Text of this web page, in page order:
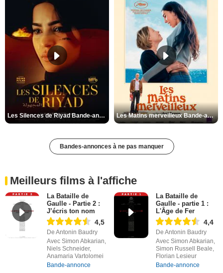
Les Silences de Riyad Bande-annonce VO STFR Les Matins merveilleux Bande-annonce VF
Bandes-annonces à ne pas manquer
Meilleurs films à l'affiche
La Bataille de
Gaulle - Partie 2 :
J’écris ton nom
4,5
De Antonin Baudry
Avec Simon Abkarian,
Niels Schneider,
Anamaria Vartolomei
Bande-annonce
La Bataille de
Gaulle - partie 1 :
L'Âge de Fer
4,4
De Antonin Baudry
Avec Simon Abkarian,
Simon Russell Beale,
Florian Lesieur
Bande-annonce